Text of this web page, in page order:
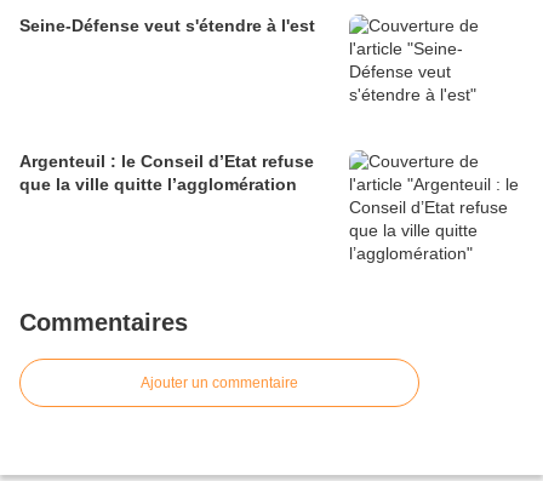
Seine-Défense veut s'étendre à l'est
Argenteuil : le Conseil d’Etat refuse
que la ville quitte l’agglomération
Commentaires
Ajouter un commentaire